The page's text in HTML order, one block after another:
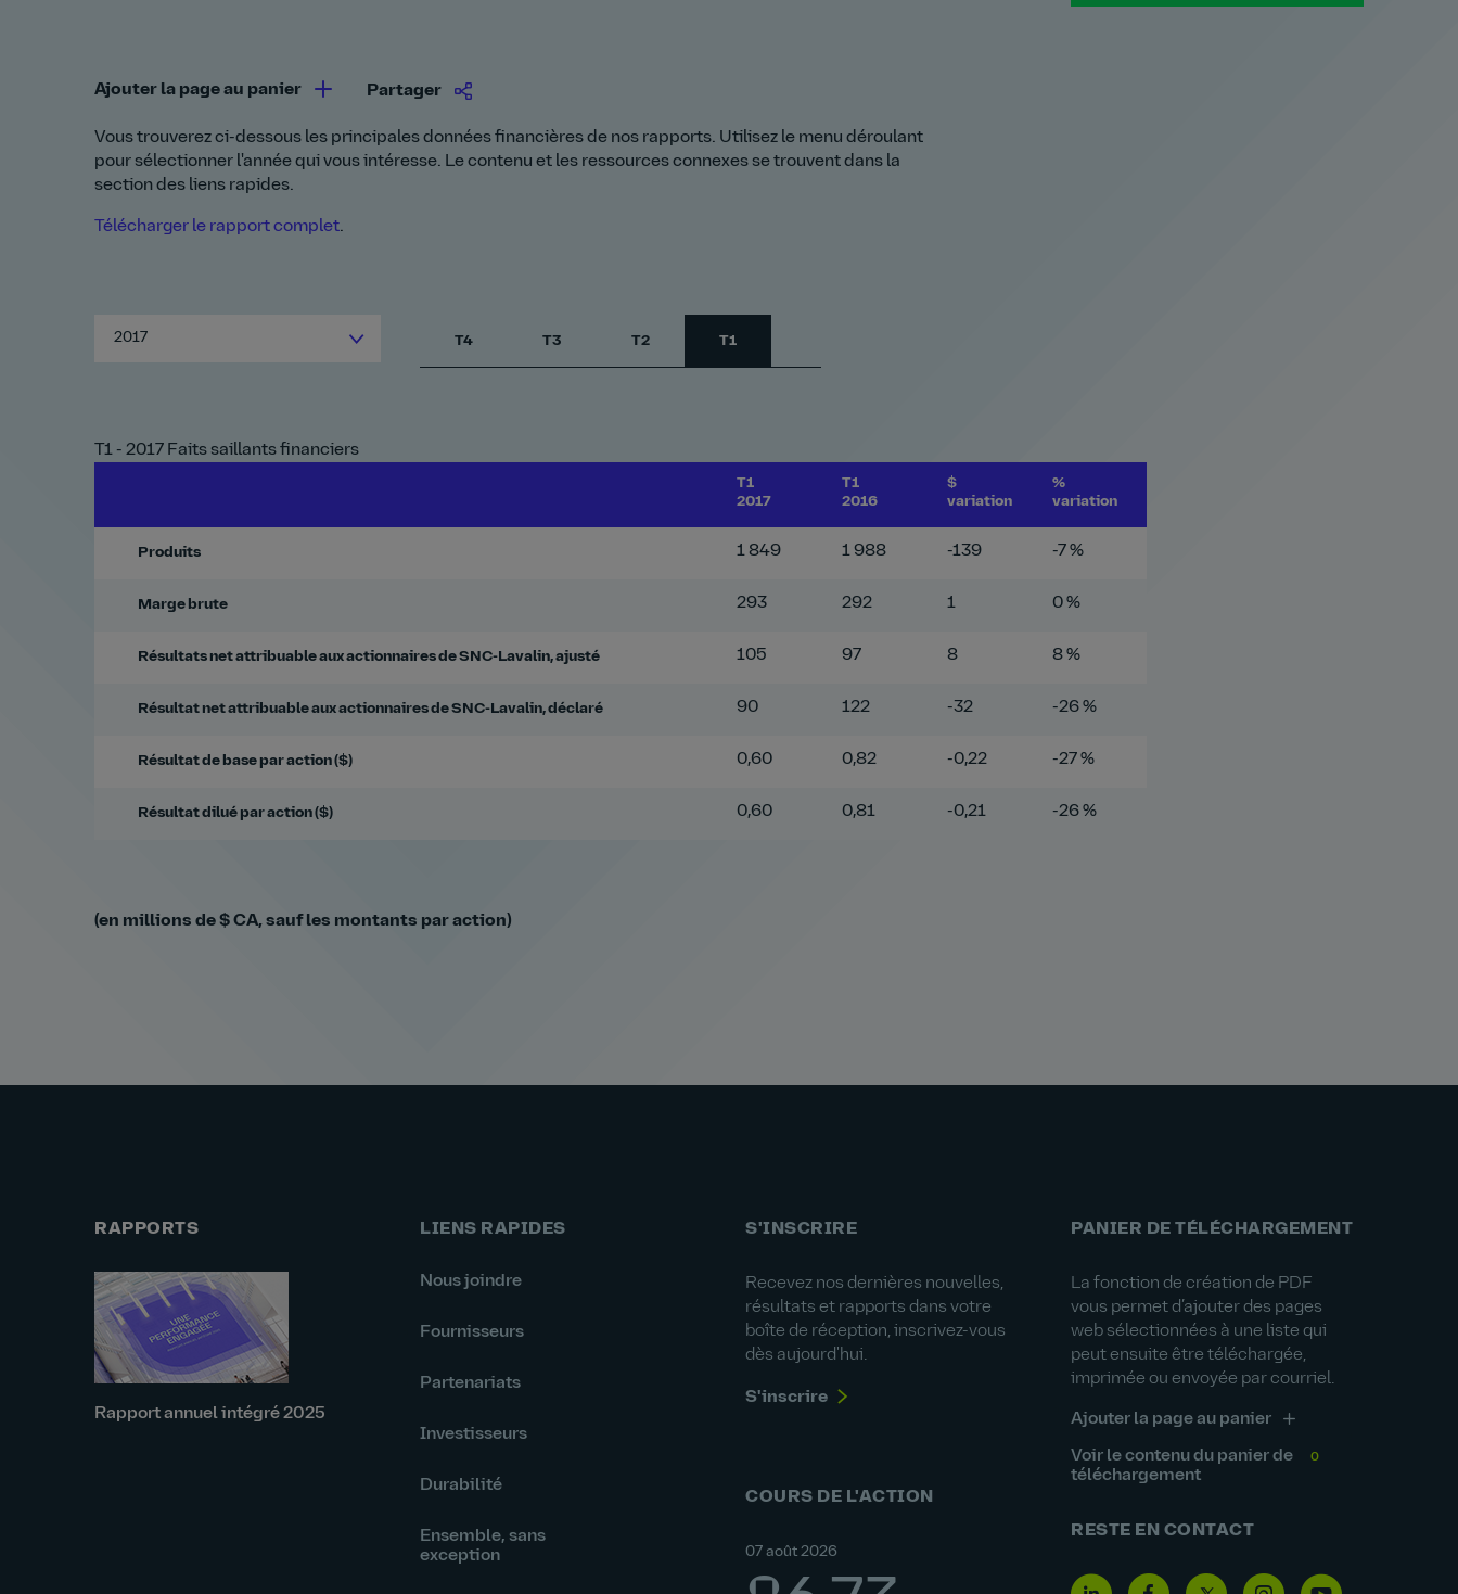
Ajouter la page au panier Partager
Vous trouverez ci-dessous les principales données financières de nos rapports. Utilisez le menu déroulant
pour sélectionner l'année qui vous intéresse. Le contenu et les ressources connexes se trouvent dans la
section des liens rapides.
Télécharger le rapport complet.
2017 T4 T3 T2 T1
T1 - 2017 Faits saillants financiers
T1
2017
T1
2016
$
variation
%
variation
Produits 1 849 1 988 -139 -7 %
Marge brute 293 292 1 0 %
Résultats net attribuable aux actionnaires de SNC-Lavalin, ajusté 105 97 8 8 %
Résultat net attribuable aux actionnaires de SNC-Lavalin, déclaré 90 122 -32 -26 %
Résultat de base par action ($) 0,60 0,82 -0,22 -27 %
Résultat dilué par action ($) 0,60 0,81 -0,21 -26 %
(en millions de $ CA, sauf les montants par action)
RAPPORTS
Rapport annuel intégré 2025
LIENS RAPIDES
Nous joindre
Fournisseurs
Partenariats
Investisseurs
Durabilité
Ensemble, sans
exception
S'INSCRIRE
Recevez nos dernières nouvelles,
résultats et rapports dans votre
boîte de réception, inscrivez-vous
dès aujourd'hui.
S'inscrire
COURS DE L'ACTION
07 août 2026
PANIER DE TÉLÉCHARGEMENT
La fonction de création de PDF
vous permet d’ajouter des pages
web sélectionnées à une liste qui
peut ensuite être téléchargée,
imprimée ou envoyée par courriel.
Ajouter la page au panier
Voir le contenu du panier de
téléchargement
0
RESTE EN CONTACT